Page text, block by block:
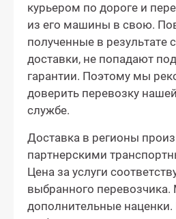
курьером по дороге и
из его машины в свою.
полученные в результате
доставки, не попадают
гарантии. Поэтому мы
доверить перевозку
службе.
Доставка в регионы
партнерскими
Цена за услуги
выбранного
дополнительные